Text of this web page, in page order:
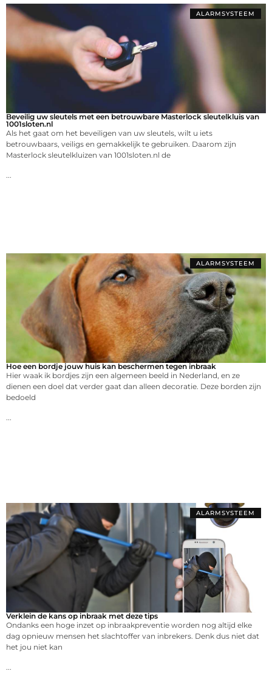
ALARMSYSTEEM
Beveilig uw sleutels met een betrouwbare Masterlock sleutelkluis van
1001sloten.nl
Als het gaat om het beveiligen van uw sleutels, wilt u iets
betrouwbaars, veiligs en gemakkelijk te gebruiken. Daarom zijn
Masterlock sleutelkluizen van 1001sloten.nl de
ALARMSYSTEEM
Hoe een bordje jouw huis kan beschermen tegen inbraak
Hier waak ik bordjes zijn een algemeen beeld in Nederland, en ze
dienen een doel dat verder gaat dan alleen decoratie. Deze borden zijn
bedoeld
ALARMSYSTEEM
Verklein de kans op inbraak met deze tips
Ondanks een hoge inzet op inbraakpreventie worden nog altijd elke
dag opnieuw mensen het slachtoffer van inbrekers. Denk dus niet dat
het jou niet kan